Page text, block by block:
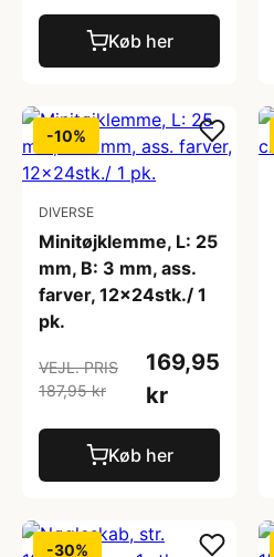
Køb her
-10%
DIVERSE
Minitøjklemme, L: 25
mm, B: 3 mm, ass.
farver, 12x24stk./ 1
pk.
VEJL. PRIS
187,95 kr
169,95
kr
Køb her
-30%